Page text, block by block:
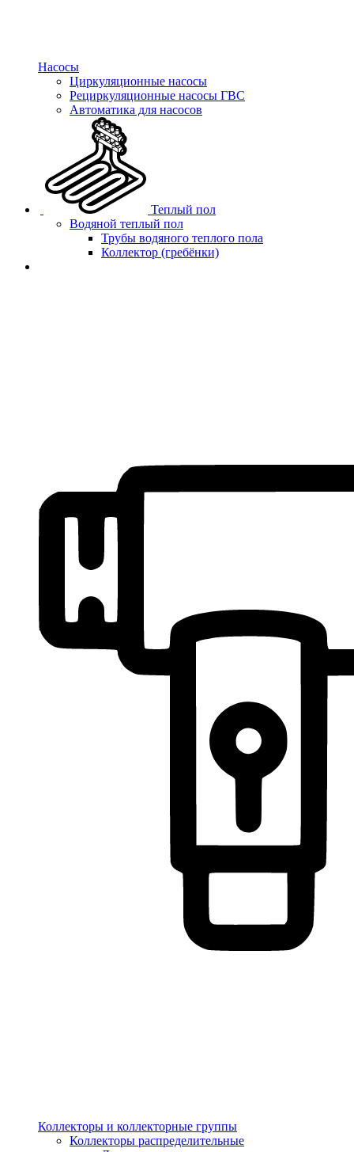
Насосы
Циркуляционные насосы
Рециркуляционные насосы ГВС
Автоматика для насосов
Теплый пол
Водяной теплый пол
Трубы водяного теплого пола
Коллектор (гребёнки)
Коллекторы и коллекторные группы
Коллекторы распределительные